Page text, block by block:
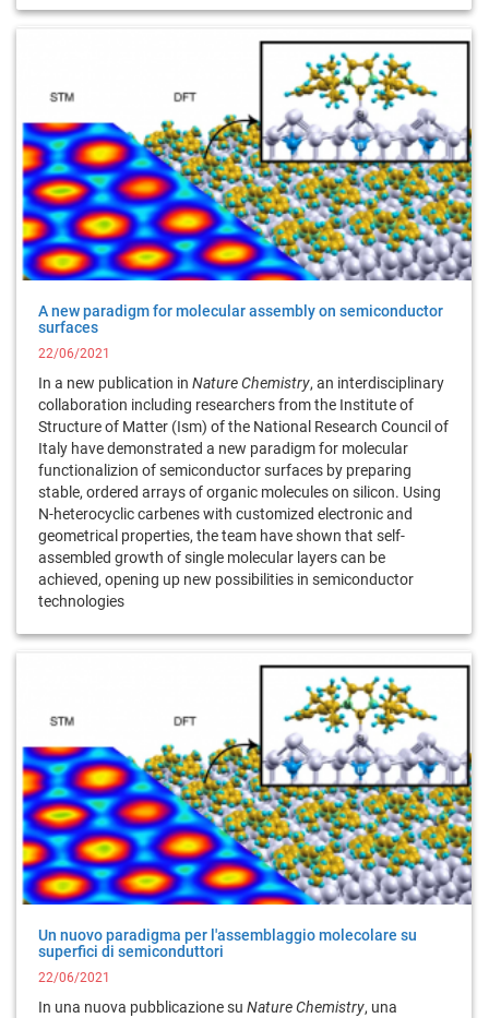
A new paradigm for molecular assembly on semiconductor
surfaces
22/06/2021
In a new publication in Nature Chemistry, an interdisciplinary
collaboration including researchers from the Institute of
Structure of Matter (Ism) of the National Research Council of
Italy have demonstrated a new paradigm for molecular
functionalizion of semiconductor surfaces by preparing
stable, ordered arrays of organic molecules on silicon. Using
N-heterocyclic carbenes with customized electronic and
geometrical properties, the team have shown that self-
assembled growth of single molecular layers can be
achieved, opening up new possibilities in semiconductor
technologies
Un nuovo paradigma per l'assemblaggio molecolare su
superfici di semiconduttori
22/06/2021
In una nuova pubblicazione su Nature Chemistry, una